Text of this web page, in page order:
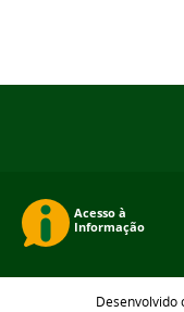
Desenvolvido